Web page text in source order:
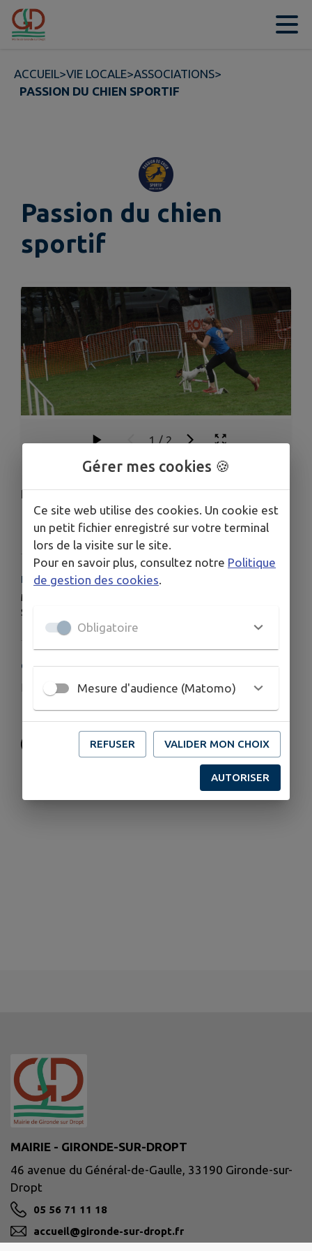
Contenu
ACCUEIL>VIE LOCALE>ASSOCIATIONS>
PASSION DU CHIEN SPORTIF
Passion du chien
sportif
1 / 2
École du chiot, éducation, agility.
Télécharger la pièce jointe
HORAIRES
Mercredi 16h30
Samedi 9h30
COORDONNÉES
passion.chiensportif33@gmail.com
07 69 75 24 37
MAIRIE - GIRONDE-SUR-DROPT
46 avenue du Général-de-Gaulle, 33190 Gironde-sur-
Dropt
05 56 71 11 18
accueil@gironde-sur-dropt.fr
Gérer mes cookies 🍪
Ce site web utilise des cookies. Un cookie est
un petit fichier enregistré sur votre terminal
lors de la visite sur le site.
Pour en savoir plus, consultez notre Politique
de gestion des cookies
Obligatoire
Mesure d'audience (Matomo)
REFUSER VALIDER MON CHOIX
AUTORISER